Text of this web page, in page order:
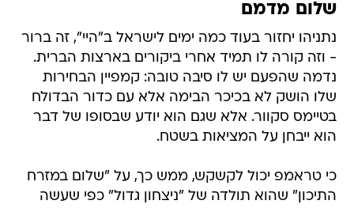
שלום מדמם
נתניהו יחזור בעוד כמה ימים לישראל ב"היי", זה ברור
- וזה קורה לו תמיד אחרי ביקורים בארצות הברית.
נדמה שהפעם יש לו סיבה טובה: קמפיין הבחירות
שלו הושק לא בכיכר הבימה אלא עם כדור הבדולח
בטיימס סקוור. אלא שגם הוא יודע שבסופו של דבר
הוא ייבחן על המציאות בשטח.
כי טראמפ יכול לקשקש, ממש כך, על "שלום במזרח
התיכון" שהוא תולדה של "ניצחון גדול" כפי שעשה